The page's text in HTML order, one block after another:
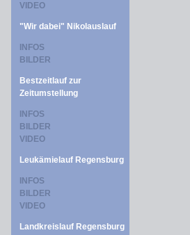
VIDEO
"Wir dabei" Nikolauslauf
INFOS
BILDER
Bestzeitlauf zur
Zeitumstellung
INFOS
BILDER
VIDEO
Leukämielauf Regensburg
INFOS
BILDER
VIDEO
Landkreislauf Regensburg